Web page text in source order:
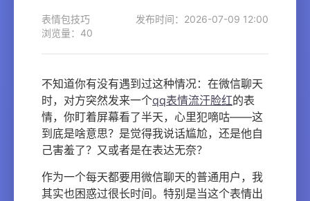
表情包技巧
发布时间：2026-07-09 12:00
浏览量：40
不知道你有没有遇到过这种情况：在微信聊天
时，对方突然发来一个qq表情流汗脸红的表
情，你盯着屏幕看了半天，心里犯嘀咕——这
到底是啥意思？是觉得我说话尴尬，还是他自
己害羞了？又或者是在表达无奈？
作为一个每天都要用微信聊天的普通用户，我
其实也困惑过很长时间。特别是当这个表情出